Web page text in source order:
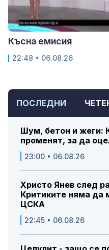
ПОСЛЕДНИ
Шум, бетон и жеги:
променят, за да
23:00 • 06.08.26
Христо Янев след
Критиките няма да
ЦСКА
22:45 • 06.08.26
Късна емисия
22:48 • 06.08.26